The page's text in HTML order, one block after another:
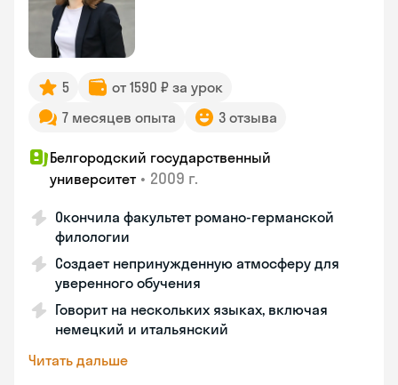
5
от 1590 ₽ за урок
7 месяцев опыта
3 отзыва
Белгородский государственный
университет • 2009 г.
Окончила факультет романо-германской
филологии
Создает непринужденную атмосферу для
уверенного обучения
Говорит на нескольких языках, включая
немецкий и итальянский
Читать дальше